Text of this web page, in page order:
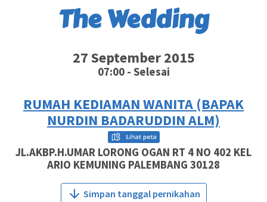
The Wedding
27 September 2015
07:00 - Selesai
RUMAH KEDIAMAN WANITA (BAPAK
NURDIN BADARUDDIN ALM)
JL.AKBP.H.UMAR LORONG OGAN RT 4 NO 402 KEL
ARIO KEMUNING PALEMBANG 30128
Simpan tanggal pernikahan